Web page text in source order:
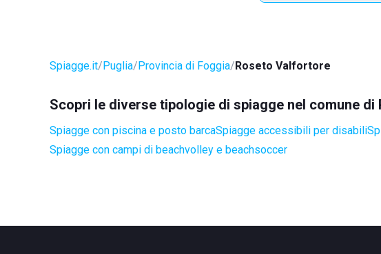
Spiagge.it Puglia Provincia di Foggia Roseto Valfortore
Scopri le diverse tipologie di spiagge nel comune
Spiagge con piscina e posto barcaSpiagge accessibili per disabili
Spiagge con campi di beachvolley e beachsoccer